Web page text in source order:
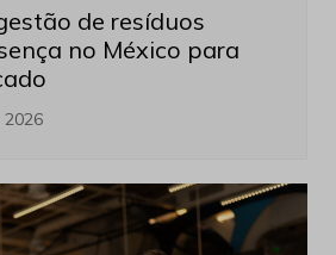
de resíduos
no México para